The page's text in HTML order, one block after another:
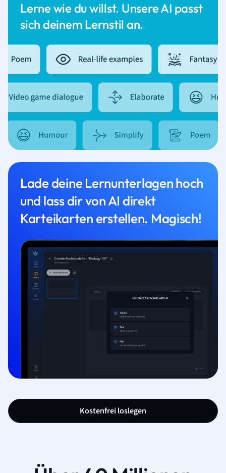
Lerne wie du willst. Unsere AI passt
sich deinem Lernstil an.
Lade deine Lernunterlagen hoch
und lass dir von AI direkt
Karteikarten erstellen. Magisch!
Kostenfrei loslegen